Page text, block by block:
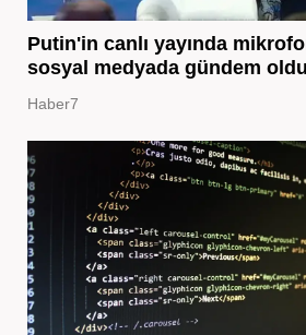
Putin'in canlı yayında
sosyal medyada gündem oldu
Haber7